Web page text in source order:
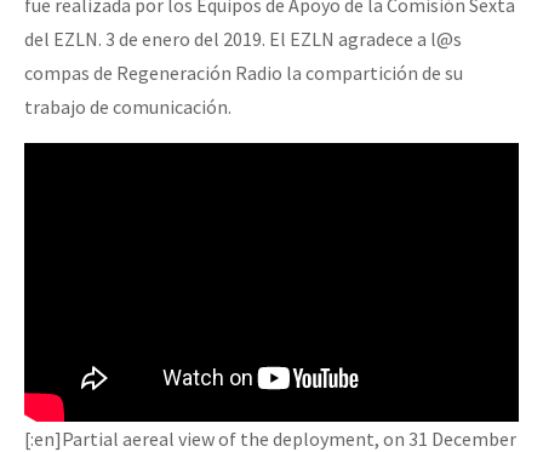
fue realizada por los Equipos de Apoyo de la Comisión Sexta
del EZLN. 3 de enero del 2019. El EZLN agradece a l@s
compas de Regeneración Radio la compartición de su
trabajo de comunicación.
[:en]Partial aereal view of the deployment, on 31 December